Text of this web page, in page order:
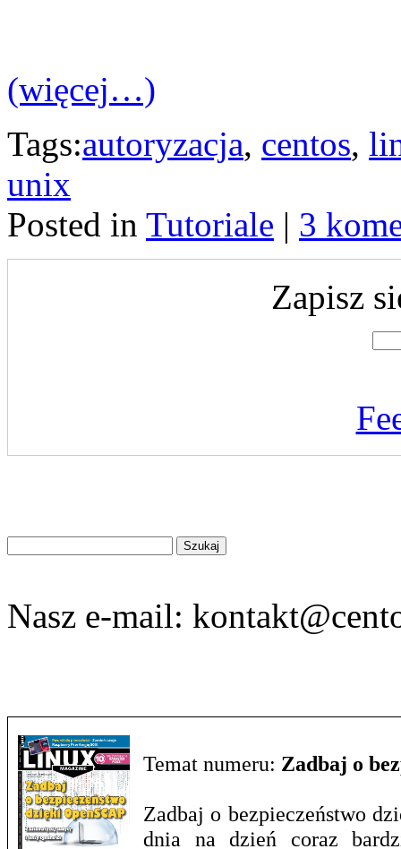
(więcej…)
Tags:autoryzacja, centos,
unix
Posted in Tutoriale | 3
Zapisz
na
Nasz e-mail:
Temat numeru: Zadbaj o
Zadbaj o bezpieczeństwo
dnia na dzień coraz